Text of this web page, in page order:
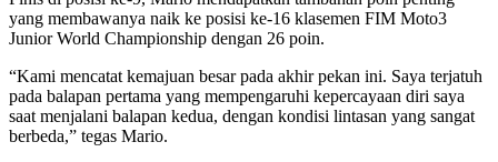
yang membawanya naik ke posisi ke-16 klasemen FIM Moto3
Junior World Championship dengan 26 poin.
“Kami mencatat kemajuan besar pada akhir pekan ini. Saya terjatuh
pada balapan pertama yang mempengaruhi kepercayaan diri saya
saat menjalani balapan kedua, dengan kondisi lintasan yang sangat
berbeda,” tegas Mario.